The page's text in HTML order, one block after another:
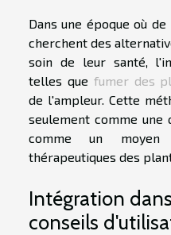
Dans une époque où
cherchent des
soin de leur santé,
telles que fumer des
de l'ampleur. Cette
seulement comme une
comme un
thérapeutiques des
Intégration
conseils